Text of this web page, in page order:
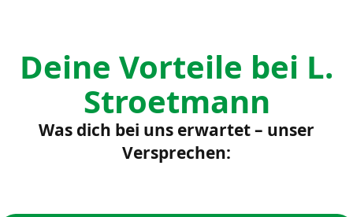
Deine Vorteile bei L.
Stroetmann
Was dich bei uns erwartet – unser
Versprechen: